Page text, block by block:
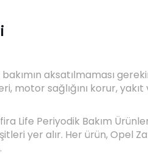
aksatılmaması
motor sağlığını korur,
Life Periyodik Bakım
yer alır. Her ürün, Opel